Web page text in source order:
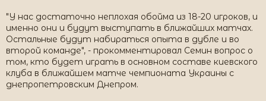
"У нас достаточно неплохая обойма из 18-20 игроков, и
именно они и будут выступать в ближайших матчах.
Остальные будут набираться опыта в дубле и во
второй команде", - прокомментировал Семин вопрос о
том, кто будет играть в основном составе киевского
клуба в ближайшем матче чемпионата Украины с
днепропетровским Днепром.